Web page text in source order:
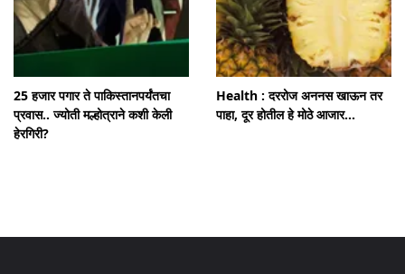
25 हजार पगार ते पाकिस्तानपर्यंतचा
प्रवास.. ज्योती मल्होत्राने कशी केली
हेरगिरी?
Health : दररोज अननस खाऊन तर
पाहा, दूर होतील हे मोठे आजार...